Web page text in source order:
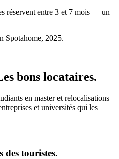
réservent entre 3 et 7 mois — un
Spotahome, 2025.
bons locataires.
en master et relocalisations
et universités qui les
touristes.